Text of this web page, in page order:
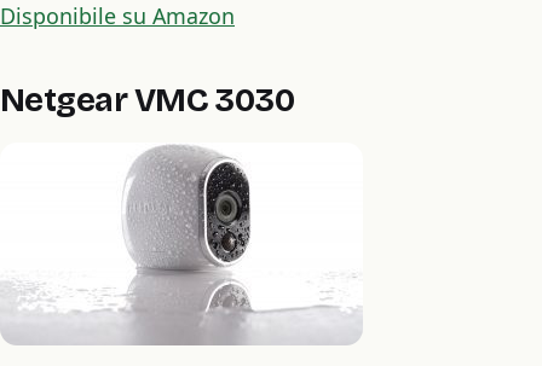
Disponibile su Amazon
Netgear VMC 3030